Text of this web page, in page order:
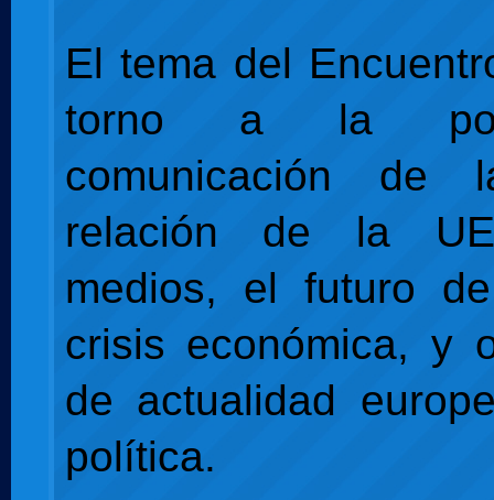
El tema del
torno a la
comunicación
relación de la
medios, el futuro
crisis económica, y
de actualidad
política.